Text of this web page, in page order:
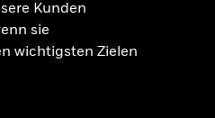
Kunden
sie
wichtigsten Zielen